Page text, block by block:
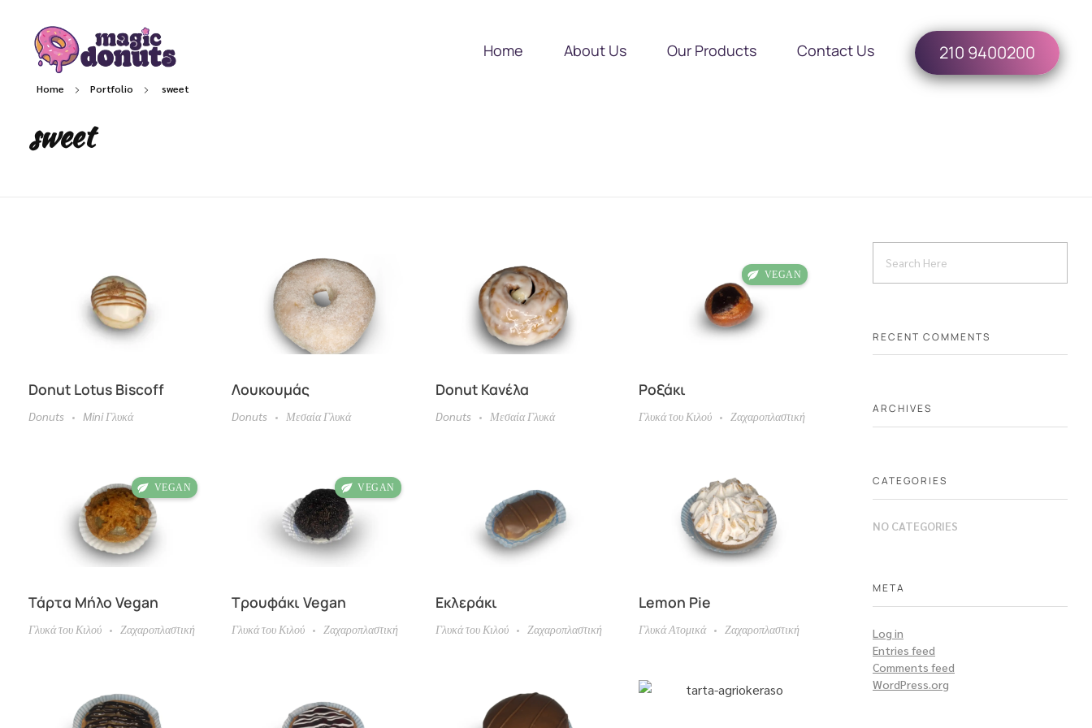
Magic Donuts
Home About Us Our Products Contact Us 210 9400200
Home Portfolio sweet
sweet
Donut Lotus Biscoff
Donuts Mini Γλυκά
Λουκουμάς
Donuts Μεσαία Γλυκά
Donut Κανέλα
Donuts Μεσαία Γλυκά
Ροξάκι
Γλυκά του Κιλού Ζαχαροπλαστική
Τάρτα Mήλο Vegan
Γλυκά του Κιλού Ζαχαροπλαστική
Τρουφάκι Vegan
Γλυκά του Κιλού Ζαχαροπλαστική
Εκλεράκι
Γλυκά του Κιλού Ζαχαροπλαστική
Lemon Pie
Γλυκά Ατομικά Ζαχαροπλαστική
RECENT COMMENTS
ARCHIVES
CATEGORIES
NO CATEGORIES
META
Log in
Entries feed
Comments feed
WordPress.org